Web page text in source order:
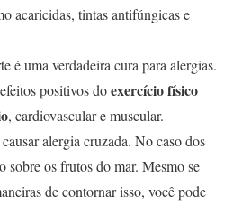
acaricidas, tintas antifúngicas e
é uma verdadeira cura para alergias.
positivos doexercício físico
, cardiovascular e muscular.
alergia cruzada. No caso dos
sobre os frutos do mar. Mesmo se
de contornar isso, você pode